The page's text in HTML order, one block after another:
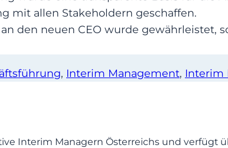
mit allen Stakeholdern geschaffen.
den neuen CEO wurde gewährleistet,
, Interim Management, Interim
Interim Managern Österreichs und verfügt